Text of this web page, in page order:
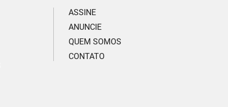
ASSINE
ANUNCIE
QUEM SOMOS
CONTATO